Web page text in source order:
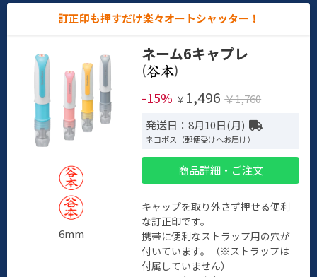
訂正印も押すだけ楽々オートシャッター！
6mm
ネーム6キャプレ
(
)
-15% ￥ 1,496 ￥1,760
発送日：8月10日(月)
ネコポス（郵便受けへお届け）
商品詳細・ご注文
キャップを取り外さず押せる便利
な訂正印です。
携帯に便利なストラップ用の穴が
付いています。（※ストラップは
付属していません）